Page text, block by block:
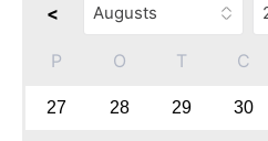
<
P O T C
27 28 29 30